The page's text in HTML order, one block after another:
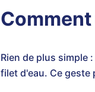
Rien de plus simple
filet d'eau. Ce geste